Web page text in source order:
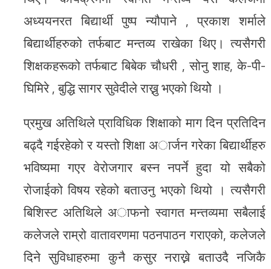
अध्ययनरत बिद्यार्थी पुष्प न्यौपाने , प्रकाश शर्माले
बिद्यार्थीहरुको तर्फबाट मन्तव्य राखेका थिए। त्यसैगरी
शिक्षकहरूको तर्फबाट बिबेक चौधरी , सोनु शाह, के-पी-
घिमिरे , बुद्धि सागर सुवेदीले राख्नु भएको थियोे ।
प्रमुख अतिथिले प्राविधिक शिक्षाको माग दिन प्रतिदिन
बढ्दै गईरहेको र यस्त‍ो शिक्षा अार्जन गरेका बिद्यार्थीहरु
भविष्यमा गएर वेरोजगार बस्न नपर्ने हुदा यो सबैको
रोजाईको विषय रहेको बताउनु भएको थियो । त्यसैगरी
बिशिस्ट अतिथिले अाफनो स्वागत मन्तव्यमा सबैलाई
कलेजले राम्रो वातावरणमा पठनपाठन गराएको, कलेजले
दिने सुविधाहरुमा कुनै कसुर नराख्ने बताउदै नजिकै